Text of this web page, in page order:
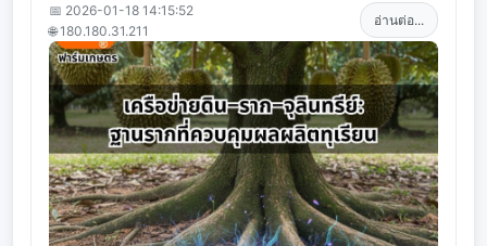
📅 2026-01-18 14:15:52
🌐 180.180.31.211
อ่านต่อ...